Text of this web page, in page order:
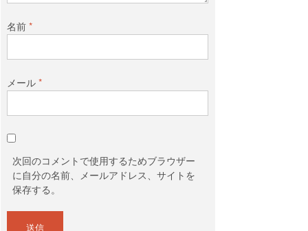
名前*
メール*
次回のコメントで使用するためブラウザー
に自分の名前、メールアドレス、サイトを
保存する。